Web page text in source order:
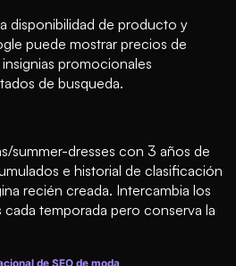
disponibilidad de producto y
puede mostrar precios de
promocionales
de busqueda.
summer-dresses con 3 años de
e historial de clasificación
recién creada. Intercambia los
temporada pero conserva la